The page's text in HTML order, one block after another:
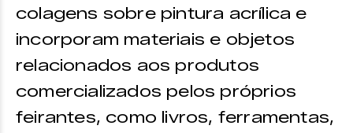
colagens sobre pintura acrílica e
incorporam materiais e objetos
relacionados aos produtos
comercializados pelos próprios
feirantes, como livros, ferramentas,